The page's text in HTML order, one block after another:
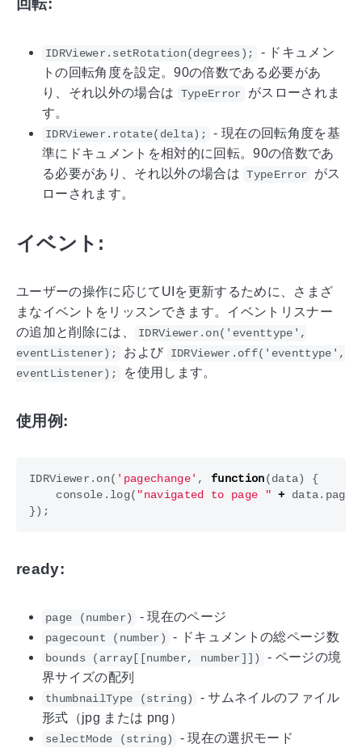
回転:
IDRViewer.setRotation(degrees);
- ドキュメン
トの回転角度を設定。90の倍数である必要があ
り、それ以外の場合は
TypeError
がスローされま
す。
IDRViewer.rotate(delta);
- 現在の回転角度を基
準にドキュメントを相対的に回転。90の倍数であ
る必要があり、それ以外の場合は TypeError
がス
ローされます。
イベント:
ユーザーの操作に応じてUIを更新するために、さまざ
まなイベントをリッスンできます。イベントリスナー
の追加と削除には、
IDRViewer.on('eventtype',
eventListener);
および
IDRViewer.off('eventtype',
eventListener);
を使用します。
使用例:
IDRViewer . on( 'pagechange' , function(data)
{
console . log( "navigated to page " + data. page
});
ready:
page (number) - 現在のページ
pagecount (number) - ドキュメントの総ページ数
bounds (array[[number, number]])
- ページの境
界サイズの配列
thumbnailType (string)
- サムネイルのファイル
形式（jpg または png）
selectMode (string) - 現在の選択モード